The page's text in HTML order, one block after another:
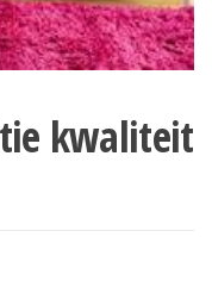
kwaliteit